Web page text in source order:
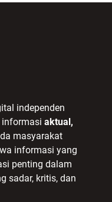
independen
aktual,
masyarakat
informasi yang
penting dalam
sadar, kritis, dan